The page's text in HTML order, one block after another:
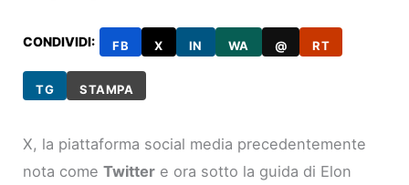
CONDIVIDI: FB X IN WA @ RT
TG STAMPA
X, la piattaforma social media precedentemente
nota comeTwitter e ora sotto la guida di Elon